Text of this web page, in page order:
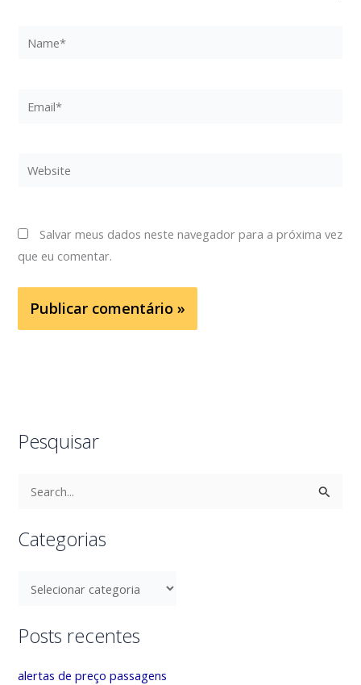
Website
Salvar meus dados neste navegador para a próxima vez
que eu comentar.
Pesquisar
s
a
r
Categorias
t
g
Posts recentes
alertas de preço passagens